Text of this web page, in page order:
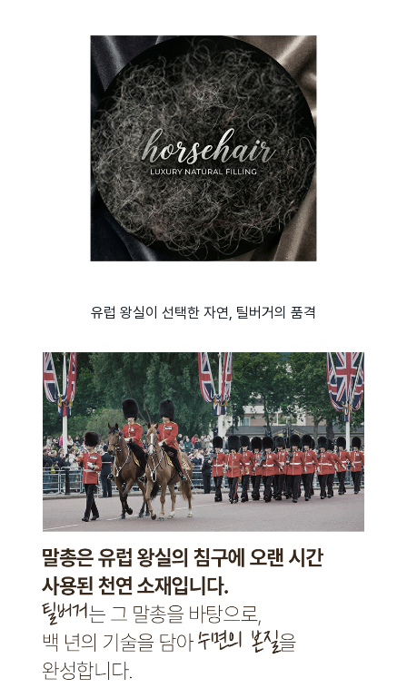
유럽 왕실이 선택한 자연, 틸버거의 품격